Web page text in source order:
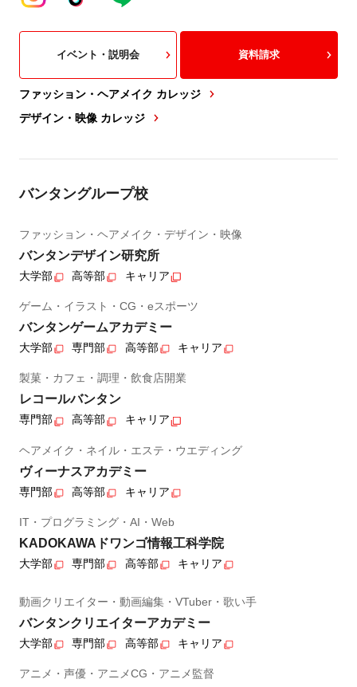
ファッション・ヘアメイク カレッジ
デザイン・映像 カレッジ
イベント・説明会 資料請求
バンタングループ校
ファッション・ヘアメイク・デザイン・映像
バンタンデザイン研究所
大学部 高等部 キャリア
ゲーム・イラスト・CG・eスポーツ
バンタンゲームアカデミー
大学部 専門部 高等部 キャリア
製菓・カフェ・調理・飲食店開業
レコールバンタン
専門部 高等部 キャリア
ヘアメイク・ネイル・エステ・ウエディング
ヴィーナスアカデミー
専門部 高等部 キャリア
IT・プログラミング・AI・Web
KADOKAWAドワンゴ情報工科学院
大学部 専門部 高等部 キャリア
動画クリエイター・動画編集・VTuber・歌い手
バンタンクリエイターアカデミー
大学部 専門部 高等部 キャリア
アニメ・声優・アニメCG・アニメ監督